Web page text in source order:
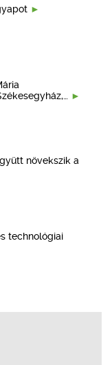
növekszik a
technológiai